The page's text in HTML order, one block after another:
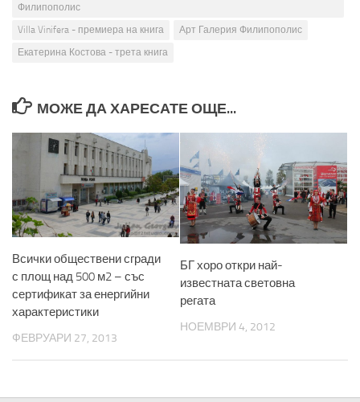
Филипополис
Villa Vinifera - премиера на книга
Арт Галерия Филипополис
Екатерина Костова - трета книга
МОЖЕ ДА ХАРЕСАТЕ ОЩЕ...
Всички обществени сгради
с площ над 500 м2 – със
сертификат за енергийни
характеристики
ФЕВРУАРИ 27, 2013
БГ хоро откри най-
известната световна
регата
НОЕМВРИ 4, 2012